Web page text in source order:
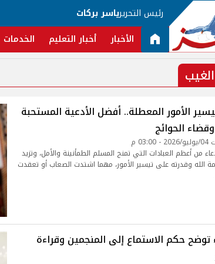
رئيس التحريرياسر بركات
الأخبار أخبار التعليم الخدمات
الأمور المعطلة.. أفضل الأدعية المستحبة
الحوائج
م
من أعظم العبادات التي تمنح المسلم الطمأنينة والأمل، وتزيد
الله وقدرته على تيسير الأمور، مهما اشتدت الصعاب أو تعقدت
توضح حكم الاستماع إلى المنجمين وقراءة